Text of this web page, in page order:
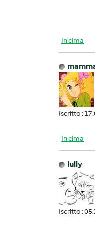
In cima
Iscritto :
In cima
lully
Iscritto :